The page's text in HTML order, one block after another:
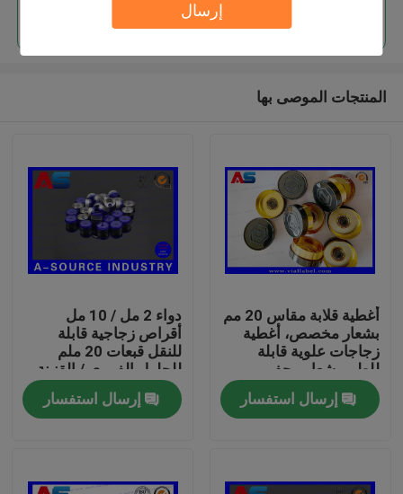
إرسال
بيت
معلومات عنا
المنتجات الموصى بها
أغطية قلابة مقاس 20 مم
بشعار مخصص، أغطية
زجاجات علوية قابلة
للطي بشعار محفور
حسب الطلب الحد الأدنى
للطلب 30000 قطعةإرسال استفسار
دواء 2 مل / 10 مل
أقراص زجاجية قابلة
للنقل قبعات 20 ملم
للحلول الفموي / القنينة
الزجاجية الصغيرة
إرسال استفسار